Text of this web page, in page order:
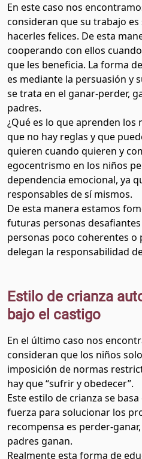
En este caso nos
consideran que su trabajo es
hacerles felices. De esta
cooperando con ellos
que les beneficia. La forma
es mediante la persuasión y
se trata en el ganar-perder,
padres.
¿Qué es lo que aprenden los
que no hay reglas y que
quieren cuando quieren y
egocentrismo en los niños
dependencia emocional, ya
responsables de sí mismos.
De esta manera estamos
futuras personas
personas poco coherentes o
delegan la responsabilidad
Estilo de crianza
bajo el castigo
En el último caso nos
consideran que los niños
imposición de normas
hay que “sufrir y obedecer”.
Este estilo de crianza se
fuerza para solucionar los
recompensa es perder-
padres ganan.
Realmente esta forma de